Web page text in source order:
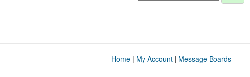
Home| My Account| Message Boards